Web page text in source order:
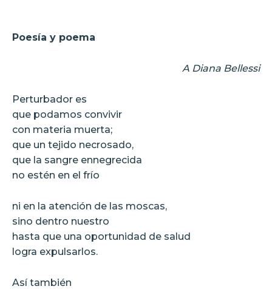
Poesía y poema
A Diana Bellessi
Perturbador es
que podamos convivir
con materia muerta;
que un tejido necrosado,
que la sangre ennegrecida
no estén en el frío
ni en la atención de las moscas,
sino dentro nuestro
hasta que una oportunidad de salud
logra expulsarlos.
Así también